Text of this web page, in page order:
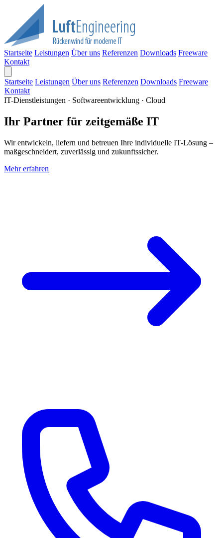
Startseite Leistungen Über uns Referenzen Downloads Freeware
Kontakt
Startseite Leistungen Über uns Referenzen Downloads Freeware
Kontakt
IT-Dienstleistungen · Softwareentwicklung · Cloud
Ihr Partner für zeitgemäße IT
Wir entwickeln, liefern und betreuen Ihre individuelle IT-Lösung –
maßgeschneidert, zuverlässig und zukunftssicher.
Mehr erfahren